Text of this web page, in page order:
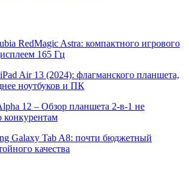
RedMagic Astra: компактного игрового
165 Гц
Air 13 (2024): флагманского планшета,
ноутбуков и ПК
12 – Обзор планшета 2-в-1 не
конкурентам
Galaxy Tab A8: почти бюджетный
качества